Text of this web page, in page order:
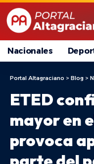
Nacionales
Portal Altagraciano > Blog >
ETED
mayor en
provoca